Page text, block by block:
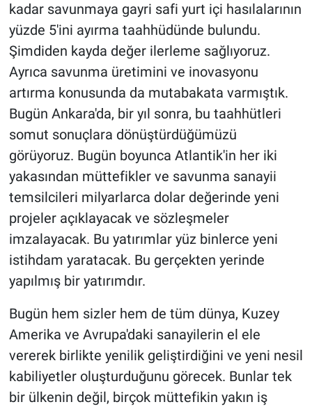
kadar savunmaya gayri safi yurt içi hasılalarının
yüzde 5'ini ayırma taahhüdünde bulundu.
Şimdiden kayda değer ilerleme sağlıyoruz.
Ayrıca savunma üretimini ve inovasyonu
artırma konusunda da mutabakata varmıştık.
Bugün Ankara'da, bir yıl sonra, bu taahhütleri
somut sonuçlara dönüştürdüğümüzü
görüyoruz. Bugün boyunca Atlantik'in her iki
yakasından müttefikler ve savunma sanayii
temsilcileri milyarlarca dolar değerinde yeni
projeler açıklayacak ve sözleşmeler
imzalayacak. Bu yatırımlar yüz binlerce yeni
istihdam yaratacak. Bu gerçekten yerinde
yapılmış bir yatırımdır.
Bugün hem sizler hem de tüm dünya, Kuzey
Amerika ve Avrupa'daki sanayilerin el ele
vererek birlikte yenilik geliştirdiğini ve yeni nesil
kabiliyetler oluşturduğunu görecek. Bunlar tek
bir ülkenin değil, birçok müttefikin yakın iş
Türkiye'nin Geleceği
Türkiye'nin Gündemi
Yerel Gündem
Yerel Yaşam
Canlı Yayın